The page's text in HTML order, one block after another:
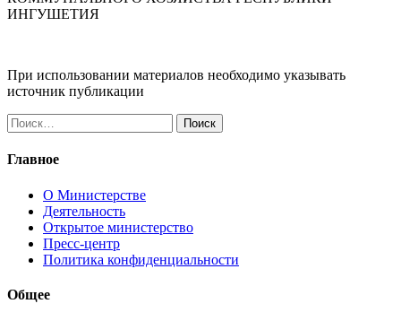
ИНГУШЕТИЯ
При использовании материалов необходимо указывать
источник публикации
Найти:
Главное
О Министерстве
Деятельность
Открытое министерство
Пресс-центр
Политика конфиденциальности
Общее